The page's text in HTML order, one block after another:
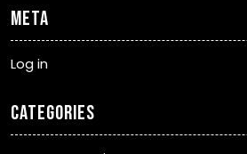
Meta
Log in
Categories